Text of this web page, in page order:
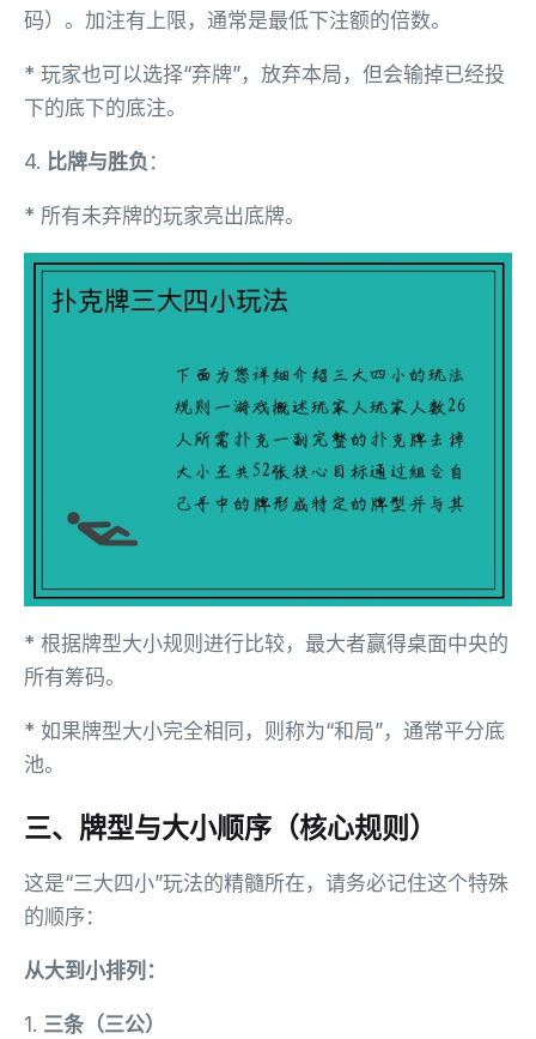
码）。加注有上限，通常是最低下注额的倍数。
* 玩家也可以选择“弃牌”，放弃本局，但会输掉已经投
下的底下的底注。
4. 比牌与胜负 ：
* 所有未弃牌的玩家亮出底牌。
* 根据牌型大小规则进行比较，最大者赢得桌面中央的
所有筹码。
* 如果牌型大小完全相同，则称为“和局”，通常平分底
池。
三、牌型与大小顺序（核心规则）
这是“三大四小”玩法的精髓所在，请务必记住这个特殊
的顺序：
从大到小排列：
1. 三条（三公）